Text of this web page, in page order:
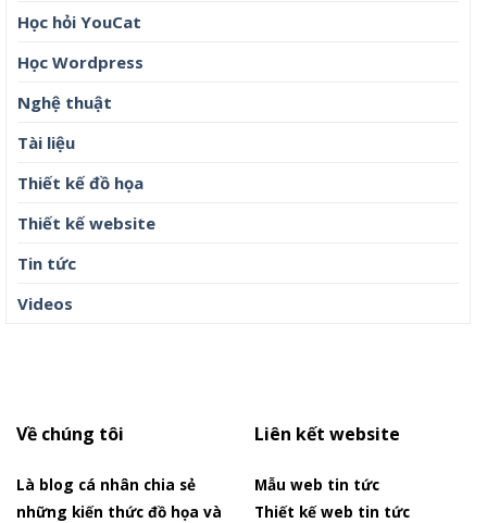
Học hỏi YouCat
Học Wordpress
Nghệ thuật
Tài liệu
Thiết kế đồ họa
Thiết kế website
Tin tức
Videos
Về chúng tôi
Là blog cá nhân chia sẻ
những kiến thức đồ họa và
Liên kết website
Mẫu web tin tức
Thiết kế web tin tức